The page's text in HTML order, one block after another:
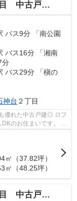
戸建 48.25坪
バス9分 「南公園
バス16分 「湘南
分
バス29分 「槇の
神台 ２丁目
優れた中古戸建◎ ロフ
のお住まいです。 家
㎡（37.82坪）
㎡（48.25坪）
戸建 49.77坪